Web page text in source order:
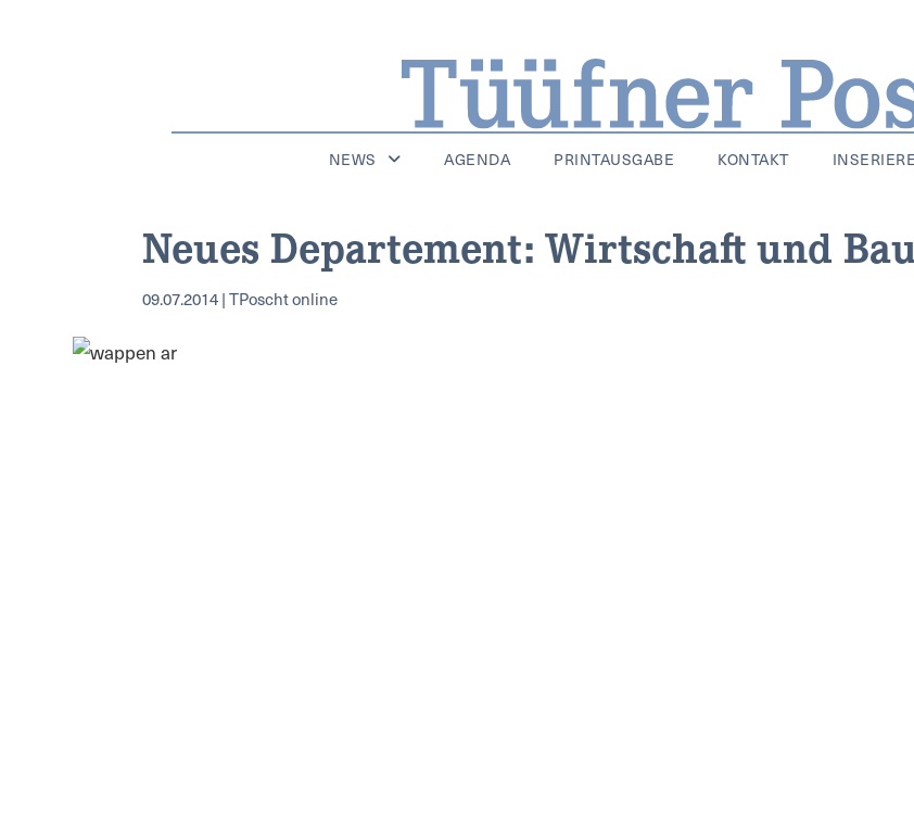
NEWS AGENDA PRINTAUSGABE KONTAKT
Neues Departement: Wirtschaft und
09.07.2014 | TPoscht online